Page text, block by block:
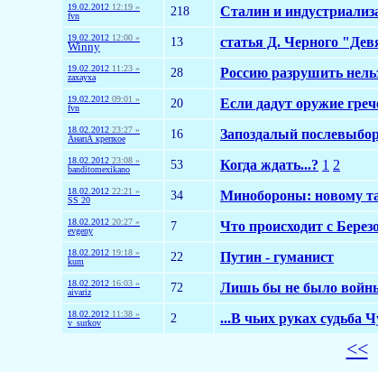
19.02.2012 12:19 »
fvn
218 Сталин и
19.02.2012 12:00 »
Winny 13 статья Д. Черного
19.02.2012 11:23 »
zaxayxa
28 Россию разрушить
19.02.2012 09:01 »
fvn
20 Если дадут оружие
18.02.2012 23:27 »
АнапА крепкое
16 Запоздалый
18.02.2012 23:08 »
banditomexikano
53 Когда ждать...? 1 2
18.02.2012 22:21 »
SS 20
34 Минобороны: новому
18.02.2012 20:27 »
evgeny
7 Что происходит с
18.02.2012 19:18 »
kum
22 Путин - гуманист
18.02.2012 16:03 »
aivariz
72 Лишь бы не было
18.02.2012 11:38 »
v_surkov
2 ...В чьих руках судьба
<<